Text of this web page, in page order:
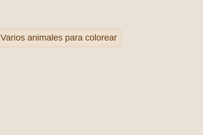
Varios animales para colorear